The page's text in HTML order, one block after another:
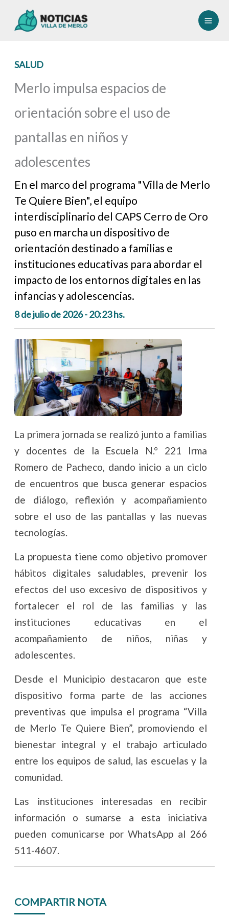
SALUD
Merlo impulsa espacios de
orientación sobre el uso de
pantallas en niños y
adolescentes
En el marco del programa "Villa de Merlo
Te Quiere Bien", el equipo
interdisciplinario del CAPS Cerro de Oro
puso en marcha un dispositivo de
orientación destinado a familias e
instituciones educativas para abordar el
impacto de los entornos digitales en las
infancias y adolescencias.
8 de julio de 2026 - 20:23 hs.
La primera jornada se realizó junto a familias
y docentes de la Escuela N.° 221 Irma
Romero de Pacheco, dando inicio a un ciclo
de encuentros que busca generar espacios
de diálogo, reflexión y acompañamiento
sobre el uso de las pantallas y las nuevas
tecnologías.
La propuesta tiene como objetivo promover
hábitos digitales saludables, prevenir los
efectos del uso excesivo de dispositivos y
fortalecer el rol de las familias y las
instituciones educativas en el
acompañamiento de niños, niñas y
adolescentes.
Desde el Municipio destacaron que este
dispositivo forma parte de las acciones
preventivas que impulsa el programa “Villa
de Merlo Te Quiere Bien”, promoviendo el
bienestar integral y el trabajo articulado
entre los equipos de salud, las escuelas y la
comunidad.
Las instituciones interesadas en recibir
información o sumarse a esta iniciativa
pueden comunicarse por WhatsApp al 266
511-4607.
COMPARTIR NOTA